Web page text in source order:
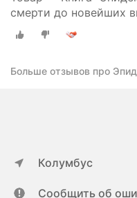
смерти до новейших
Альпина нон-фикшн|
Больше отзывов про
Колумбус
Сообщить об